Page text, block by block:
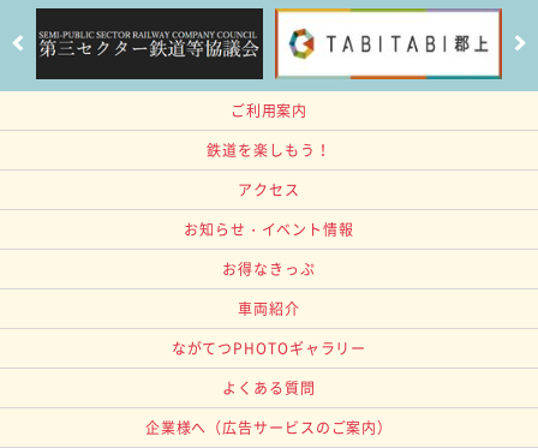
ご利用案内
鉄道を楽しもう！
アクセス
お知らせ・イベント情報
お得なきっぷ
車両紹介
ながてつPHOTOギャラリー
よくある質問
企業様へ （広告サービスのご案内）